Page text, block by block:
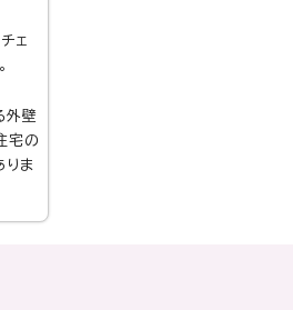
ェ
外壁
宅の
ま